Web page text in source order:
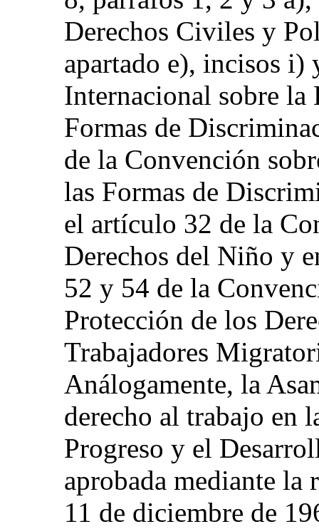
Derechos Civiles y
apartado e), incisos
Internacional sobre la
Formas de
de la Convención
las Formas de
el artículo 32 de la
Derechos del Niño y
52 y 54 de la
Protección de los
Trabajadores
Análogamente, la
derecho al trabajo en
Progreso y el
aprobada mediante
11 de diciembre de